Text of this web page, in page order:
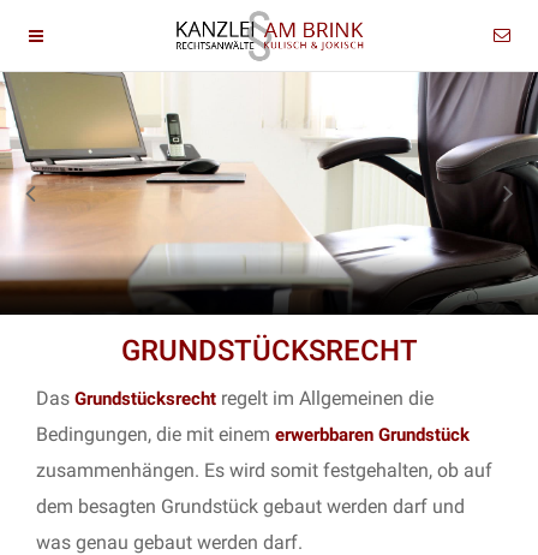
GRUNDSTÜCKSRECHT
Das Grundstücksrecht regelt im Allgemeinen die
Bedingungen, die mit einem erwerbbaren Grundstück
zusammenhängen. Es wird somit festgehalten, ob auf
dem besagten Grundstück gebaut werden darf und
was genau gebaut werden darf.